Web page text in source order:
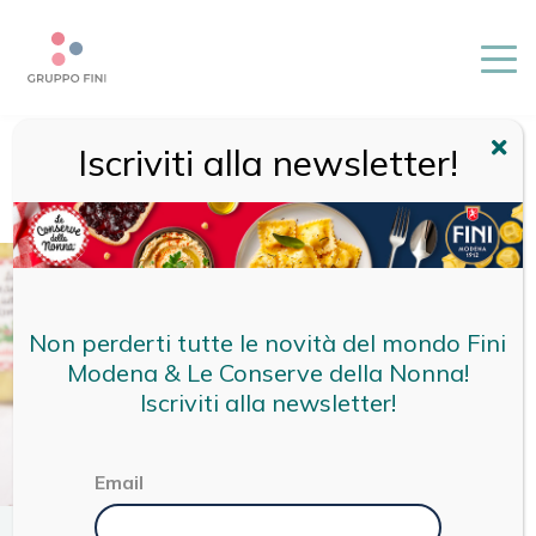
RICETTE/RICETTE CDN /CARCIOFI ALLA
CONTADINA CON FINOCCHI, SONGINO E ARANCIA IN
Iscriviti alla newsletter!
Non perderti tutte le novità del mondo Fini
Modena & Le Conserve della Nonna!
Iscriviti alla newsletter!
Email